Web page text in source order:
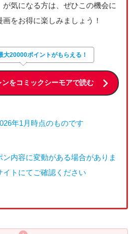
が気になる方は、ぜひこの機会に
をお得に楽しみましょう！
大20000ポイントがもらえる！
をコミックシーモアで読む
年1月時点のものです
内容に変動がある場合がありま
トにてご確認ください